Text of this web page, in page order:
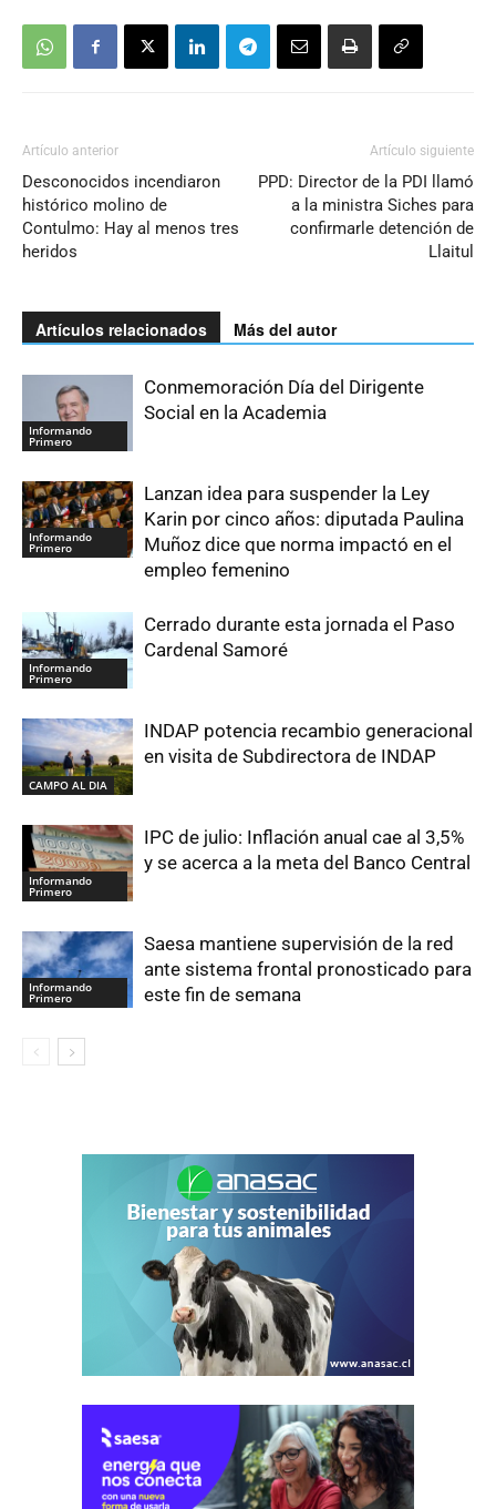
Artículo anterior
Desconocidos incendiaron
histórico molino de
Contulmo: Hay al menos tres
heridos
Artículo siguiente
PPD: Director de la PDI llamó
a la ministra Siches para
confirmarle detención de
Llaitul
Artículos relacionados Más del autor
Informando
Primero
Conmemoración Día del Dirigente
Social en la Academia
Informando
Primero
Lanzan idea para suspender la Ley
Karin por cinco años: diputada Paulina
Muñoz dice que norma impactó en el
empleo femenino
Informando
Primero
Cerrado durante esta jornada el Paso
Cardenal Samoré
CAMPO AL DIA
INDAP potencia recambio generacional
en visita de Subdirectora de INDAP
Informando
Primero
IPC de julio: Inflación anual cae al 3,5%
y se acerca a la meta del Banco Central
Informando
Primero
Saesa mantiene supervisión de la red
ante sistema frontal pronosticado para
este fin de semana